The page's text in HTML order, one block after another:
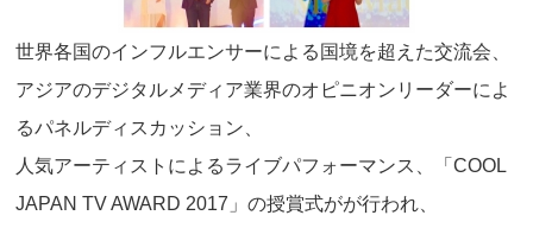
世界各国のインフルエンサーによる国境を超えた交流会、
アジアのデジタルメディア業界のオピニオンリーダーによ
るパネルディスカッション、
人気アーティストによるライブパフォーマンス、「COOL
JAPAN TV AWARD 2017」の授賞式がが行われ、